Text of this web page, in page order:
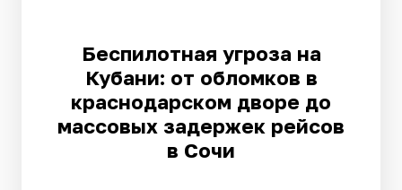
Беспилотная угроза на
Кубани: от обломков в
краснодарском дворе до
массовых задержек рейсов
в Сочи